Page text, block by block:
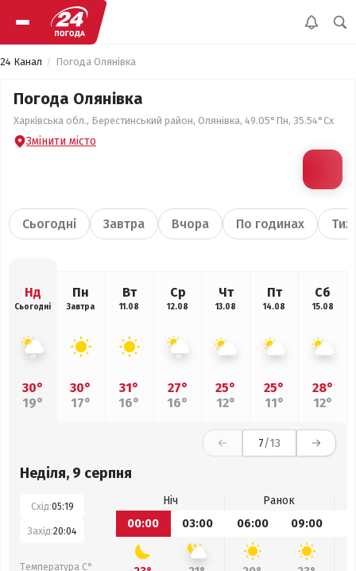
24 Канал Погода Олянівка
Погода Олянівка
Харківська обл., Берестинський район, Олянівка, 49.05°Пн, 35.54°Сх
Змінити місто
Сьогодні Завтра Вчора По годинах
Нд
Сьогодні
30°
19°
Пн
Завтра
30°
17°
Вт
11.08
31°
16°
Ср
12.08
27°
16°
Чт
13.08
25°
12°
Пт
14.08
25°
11°
Сб
15.08
28°
12°
7/13
Неділя, 9 серпня
Схід:05:19
Захід:20:04
Температура С°
Ніч
Ранок
00:00
03:00 06:00 09:00